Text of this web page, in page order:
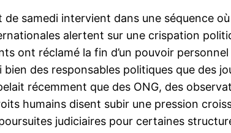
de samedi intervient dans une séquence
alertent sur une crispation
ont réclamé la fin d’un pouvoir
des responsables politiques que des
récemment que des ONG, des
humains disent subir une pression
judiciaires pour certaines